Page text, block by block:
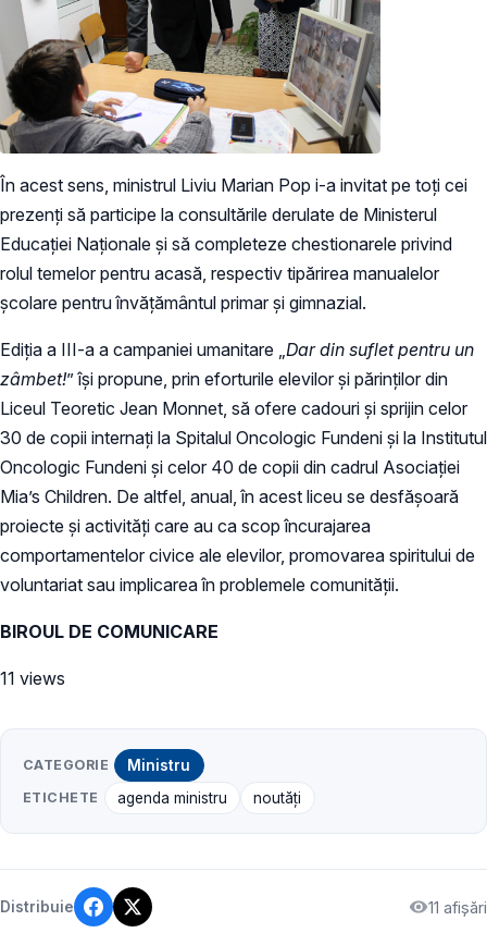
În acest sens, ministrul Liviu Marian Pop i-a invitat pe toți cei
prezenți să participe la consultările derulate de Ministerul
Educației Naționale și să completeze chestionarele privind
rolul temelor pentru acasă, respectiv tipărirea manualelor
școlare pentru învățământul primar și gimnazial.
Ediția a III-a a campaniei umanitare „ Dar din suflet pentru un
zâmbet!” își propune, prin eforturile elevilor și părinților din
Liceul Teoretic Jean Monnet, să ofere cadouri și sprijin celor
30 de copii internaţi la Spitalul Oncologic Fundeni şi la Institutul
Oncologic Fundeni şi celor 40 de copii din cadrul Asociaţiei
Mia’s Children. De altfel, anual, în acest liceu se desfăşoară
proiecte şi activităţi care au ca scop încurajarea
comportamentelor civice ale elevilor, promovarea spiritului de
voluntariat sau implicarea în problemele comunităţii.
BIROUL DE COMUNICARE
11 views
CATEGORIE Ministru
ETICHETE agenda ministru noutăți
Distribuie 11 afișări